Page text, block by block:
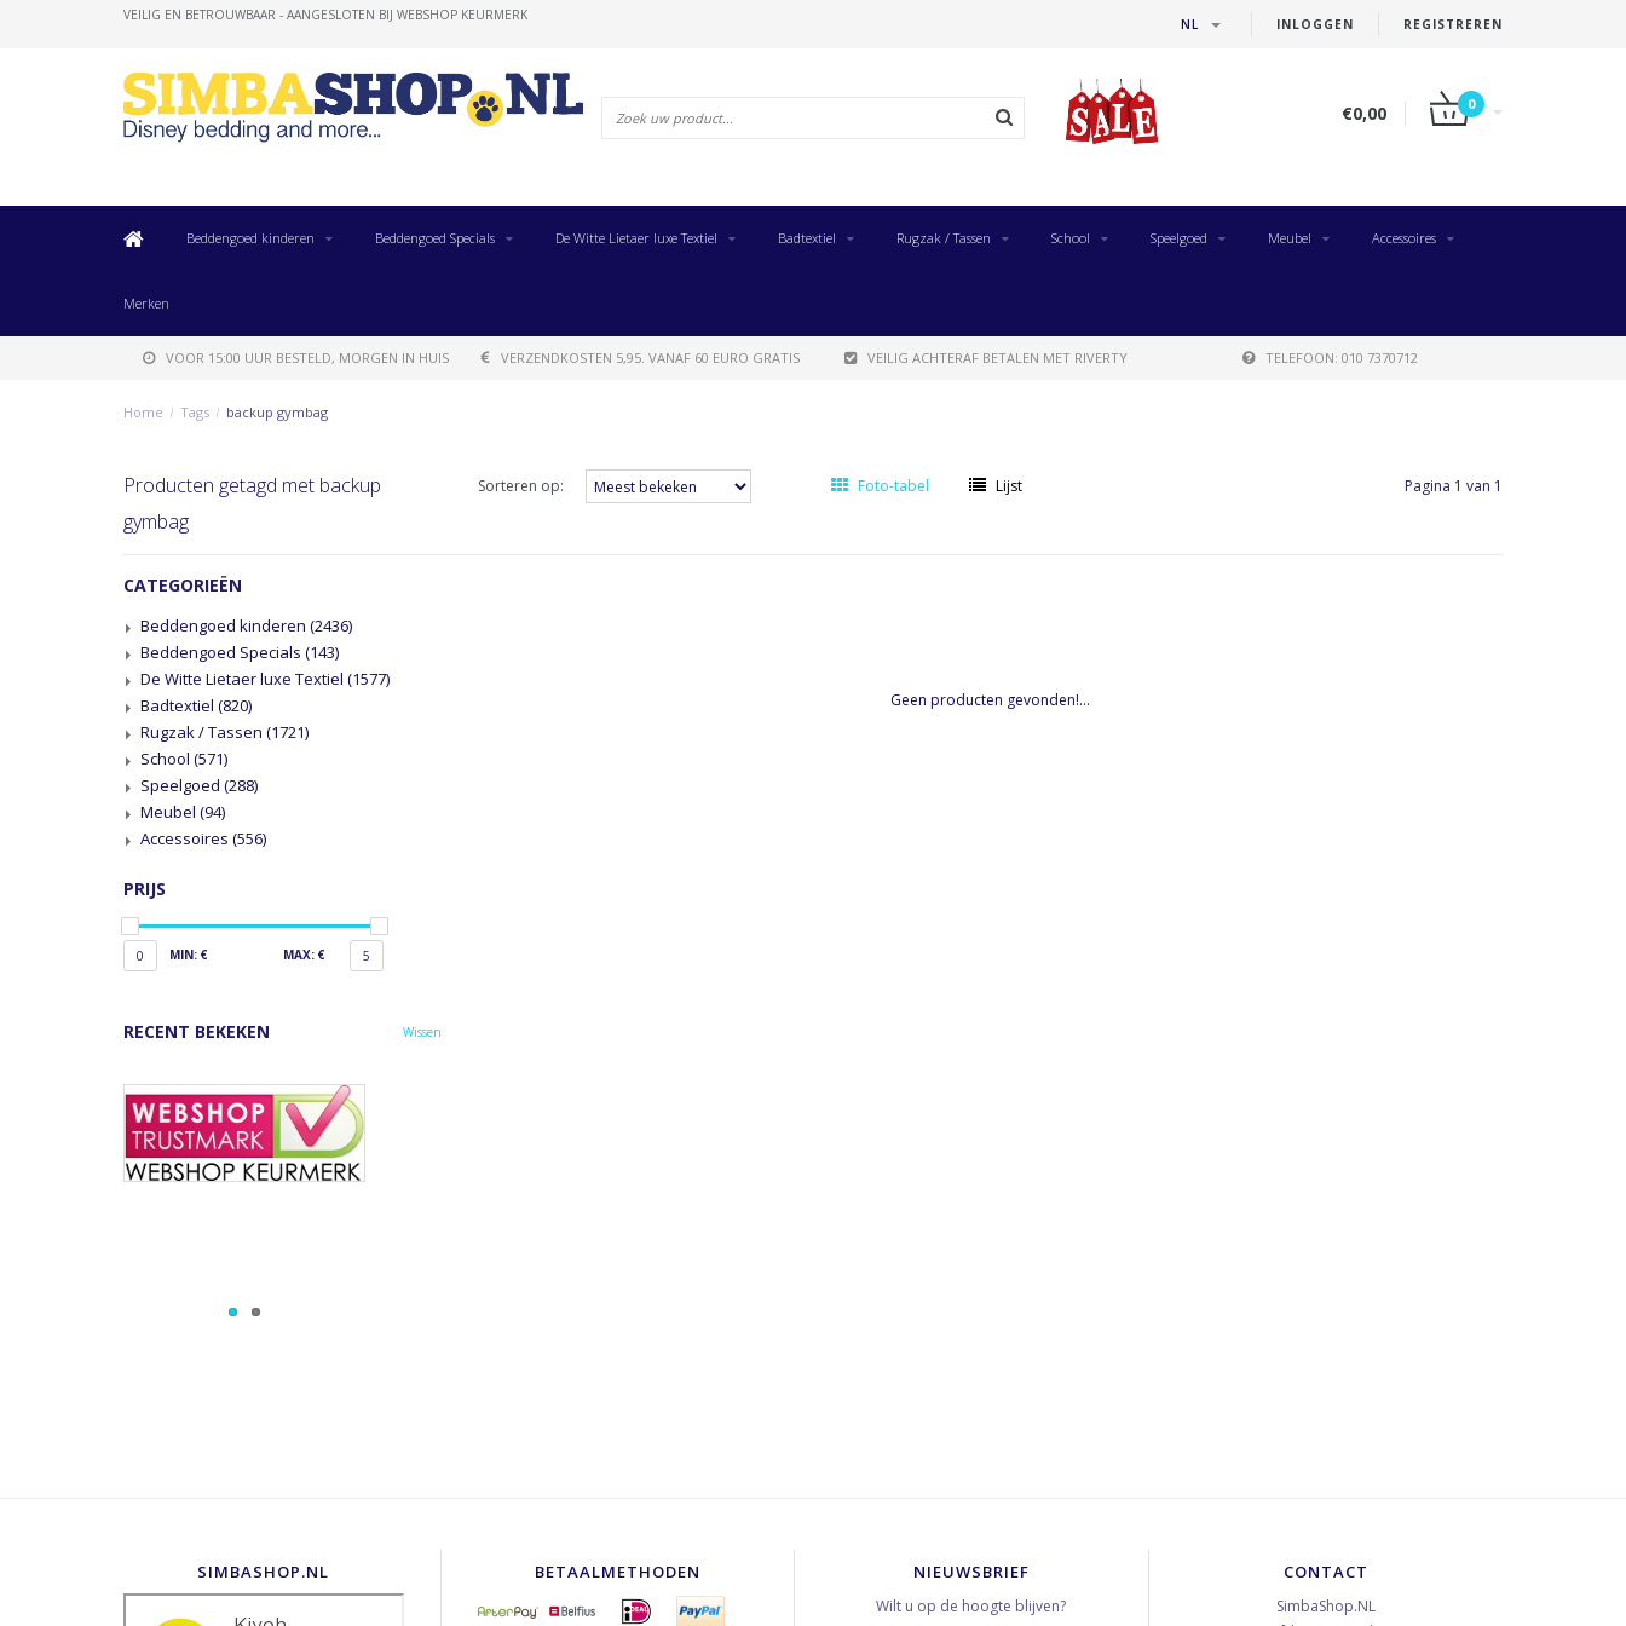
INLOGGEN REGISTREREN
NL
VEILIG EN BETROUWBAAR - AANGESLOTEN BIJ WEBSHOP KEURMERK
€0,00 0
Beddengoed kinderen Beddengoed Specials De Witte Lietaer luxe Textiel Badtextiel Rugzak / Tassen School Speelgoed Meubel Accessoires
Merken
VOOR 15:00 UUR BESTELD, MORGEN IN HUIS VERZENDKOSTEN 5,95. VANAF 60 EURO GRATIS VEILIG ACHTERAF BETALEN MET RIVERTY TELEFOON: 010 7370712
Home / Tags / backup gymbag
Producten getagd met backup
gymbag
Sorteren op: Foto-tabel Lijst Pagina 1 van 1
CATEGORIEËN
Beddengoed kinderen (2436)
Beddengoed Specials (143)
De Witte Lietaer luxe Textiel (1577)
Badtextiel (820)
Rugzak / Tassen (1721)
School (571)
Speelgoed (288)
Meubel (94)
Accessoires (556)
PRIJS
0 MIN: € MAX: € 5
RECENT BEKEKEN Wissen
Geen producten gevonden!...
SIMBASHOP.NL BETAALMETHODEN NIEUWSBRIEF
Wilt u op de hoogte blijven?
CONTACT
SimbaShop.NL